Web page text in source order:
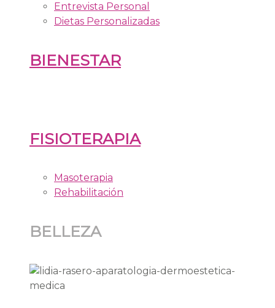
Entrevista Personal
Dietas Personalizadas
BIENESTAR
FISIOTERAPIA
Masoterapia
Rehabilitación
BELLEZA